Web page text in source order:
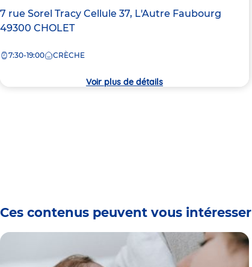
Adresse
de
crèche
7 rue Sorel Tracy Cellule 37, L'Autre Faubourg
49300 CHOLET
7:30-19:00 CRÈCHE
Voir plus de détails
Ces contenus peuvent vous intéresser